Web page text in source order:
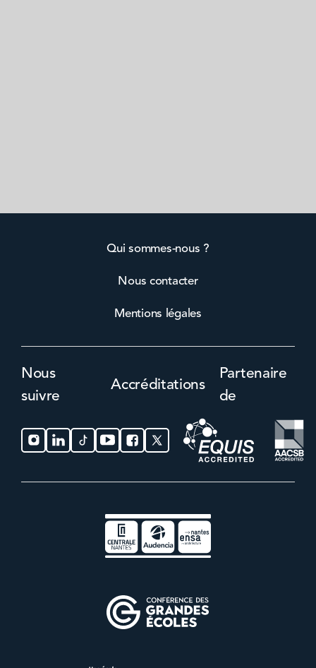
Qui sommes-nous ?
Nous contacter
Mentions légales
Nous
suivre
Accréditations
Partenaire
de